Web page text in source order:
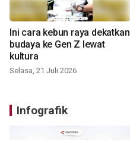
Ini cara kebun raya dekatkan
budaya ke Gen Z lewat
kultura
Selasa, 21 Juli 2026
Infografik